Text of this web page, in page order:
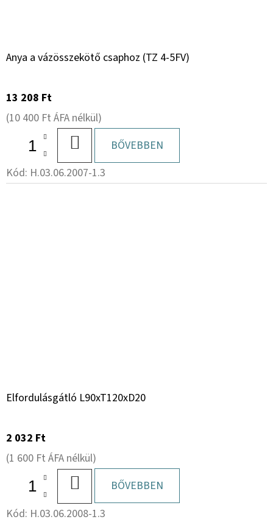
Anya a vázösszekötő csaphoz (TZ 4-5FV)
13 208 Ft
(10 400 Ft ÁFA nélkül)
KOSÁRBABŐVEBBEN
Kód: H.03.06.2007-1.3
Elfordulásgátló L90xT120xD20
2 032 Ft
(1 600 Ft ÁFA nélkül)
KOSÁRBABŐVEBBEN
Kód: H.03.06.2008-1.3